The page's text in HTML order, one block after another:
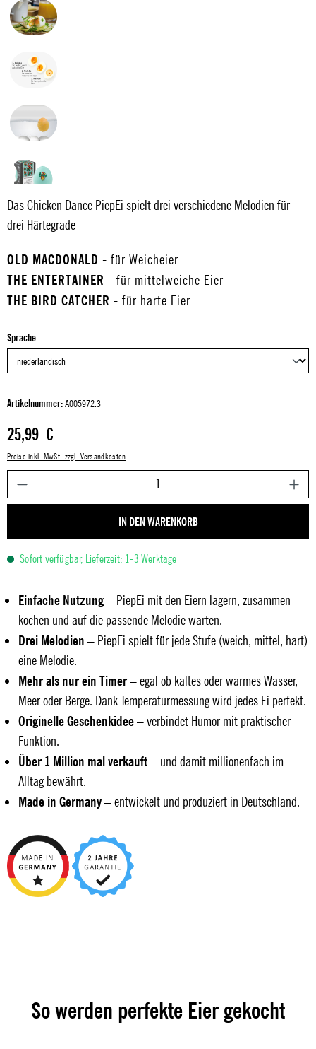
Das Chicken Dance PiepEi spielt drei verschiedene Melodien für
drei Härtegrade
OLD MACDONALD - für Weicheier
THE ENTERTAINER - für mittelweiche Eier
THE BIRD CATCHER - für harte Eier
Spracheauswählen
Artikelnummer:A005972.3
Regulärer Preis:
25,99 €
Preise inkl. MwSt. zzgl. Versandkosten
IN DEN WARENKORB
Sofort verfügbar, Lieferzeit: 1-3 Werktage
Einfache Nutzung– PiepEi mit den Eiern lagern, zusammen
kochen und auf die passende Melodie warten.
Drei Melodien – PiepEi spielt für jede Stufe (weich, mittel, hart)
eine Melodie.
Mehr als nur ein Timer– egal ob kaltes oder warmes Wasser,
Meer oder Berge. Dank Temperaturmessung wird jedes Ei perfekt.
Originelle Geschenkidee– verbindet Humor mit praktischer
Funktion.
Über 1 Million mal verkauft– und damit millionenfach im
Alltag bewährt.
Made in Germany– entwickelt und produziert in Deutschland.
So werden perfekte Eier gekocht